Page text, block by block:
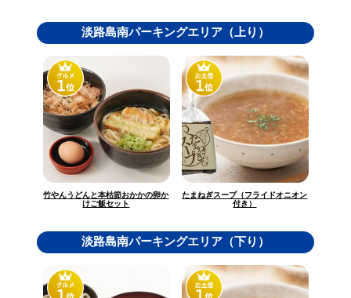
淡路島南パーキングエリア（上り）
竹やんうどんと本枯節おかかの卵か
けご飯セット
たまねぎスープ（フライドオニオン
付き）
淡路島南パーキングエリア（下り）